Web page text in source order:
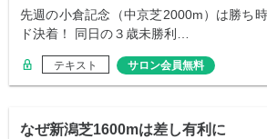
先週の小倉記念（中京芝2000m）は勝ち
ド決着！ 同日の３歳未勝利…
テキスト サロン会員無料
なぜ新潟芝1600mは差し有利に